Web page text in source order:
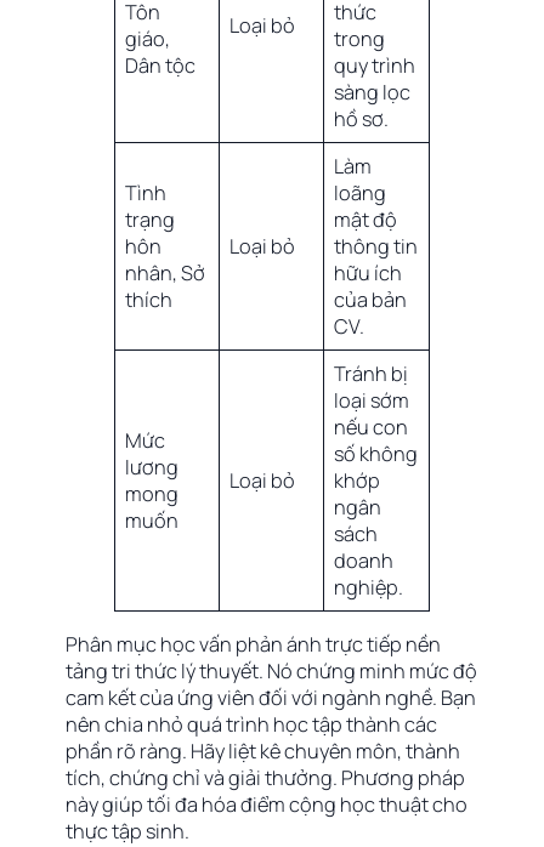
Tôn
giáo,
Dân tộc
Loại bỏ
thức
trong
quy trình
sàng lọc
hồ sơ.
Tình
trạng
hôn
nhân, Sở
thích
Loại bỏ
Làm
loãng
mật độ
thông tin
hữu ích
của bản
CV.
Mức
lương
mong
muốn
Loại bỏ
Tránh bị
loại sớm
nếu con
số không
khớp
ngân
sách
doanh
nghiệp.
Phân mục học vấn phản ánh trực tiếp nền
tảng tri thức lý thuyết. Nó chứng minh mức độ
cam kết của ứng viên đối với ngành nghề. Bạn
nên chia nhỏ quá trình học tập thành các
phần rõ ràng. Hãy liệt kê chuyên môn, thành
tích, chứng chỉ và giải thưởng. Phương pháp
này giúp tối đa hóa điểm cộng học thuật cho
thực tập sinh.